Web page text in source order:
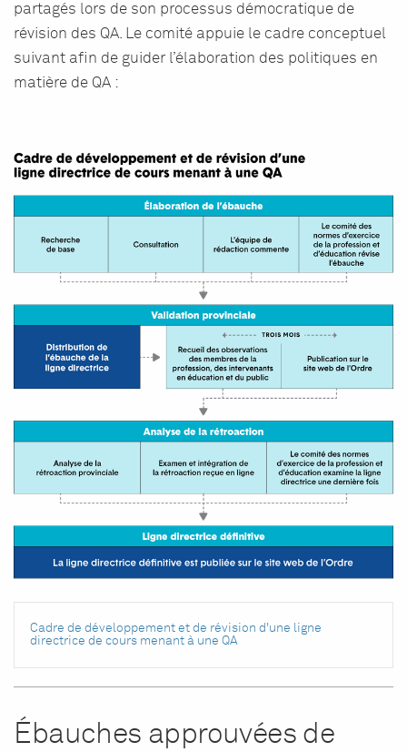
partagés lors de son processus démocratique de
révision des QA. Le comité appuie le cadre conceptuel
suivant afin de guider l’élaboration des politiques en
matière de QA :
Cadre de développement et de révision d'une ligne
directrice de cours menant à une QA
Ébauches approuvées de